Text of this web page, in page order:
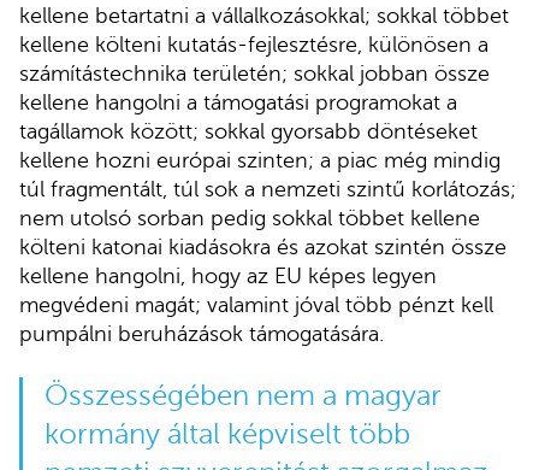
kellene betartatni a vállalkozásokkal; sokkal többet
kellene költeni kutatás-fejlesztésre, különösen a
számítástechnika területén; sokkal jobban össze
kellene hangolni a támogatási programokat a
tagállamok között; sokkal gyorsabb döntéseket
kellene hozni európai szinten; a piac még mindig
túl fragmentált, túl sok a nemzeti szintű korlátozás;
nem utolsó sorban pedig sokkal többet kellene
költeni katonai kiadásokra és azokat szintén össze
kellene hangolni, hogy az EU képes legyen
megvédeni magát; valamint jóval több pénzt kell
pumpálni beruházások támogatására.
Összességében nem a magyar
kormány által képviselt több